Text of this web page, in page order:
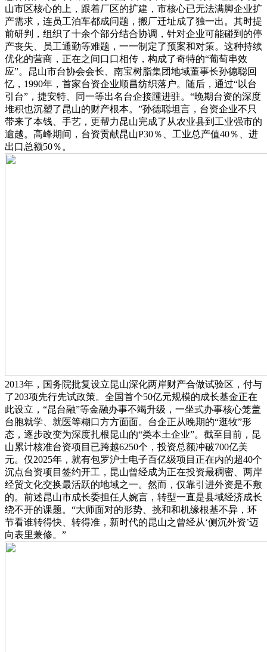
山市区核心的上，跟着厂区的扩建，市核心已无法满脚企业扩
产需求，连员工泊车都成问题，搬厂迁址成了独一出。其时提
前研判，组织了十余个部分结合协调，针对企业可能碰到的停
产丧失、员工通勤等难题，一一制定了预案和对策。这种持续
优化的营商，正在之间口口相传，构成了奇特的“葡萄串效
应”。昆山市台协会会长、南宝树脂集团地域董事长孙德聪回
忆，1990年，首家台资企业顺昌纺织落户。随后，通过“以台
引台”，捷安特、同一等出名台企接踵进驻。“晚期台资的深度
堆积也沉塑了昆山的财产根本。”孙德聪坦言，台资企业不只
带来了本钱、手艺，更帮力昆山完成了从农业县到工业强市的
逾越。高峰期间，台资贡献昆山P30％、工业总产值40％、进
出口总额50％。
2013年，国务院批复设立昆山深化两岸财产合做试验区，付与
了203项先行先试政策。全国首个50亿元规模的成长基金正在
此设立，“昆台融”等金融办事不竭升级，一坐式办事核心笼盖
台胞就学、就医等糊口方方面面。台企正从晚期的“逛牧”形
态，逐步改变为深度扎根昆山的“类本土企业”。截至目前，昆
山累计核准台资项目已跨越6250个，投资总额冲破700亿美
元。仅2025年，就有包罗沪士电子百亿级项目正在内的超40个
沉点台资项目签约开工，昆山曾经成为正在投资最稠密、两岸
经贸文化交换最活跃的地域之一。然而，仅靠引进外资是不敷
的。前述昆山市成长委担任人婉言，转型一直是县域经济成长
绕不开的课题。“大师面对的形势、挑和和机缘根基不异，环
节看谁转得快、转得准，新时代的昆山之曾经从‘侧沉外资’迈
向表里兼修。”